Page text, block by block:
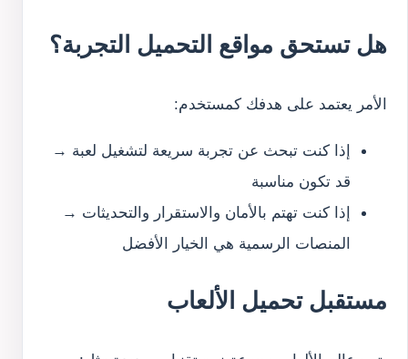
هل تستحق مواقع التحميل التجربة؟
الأمر يعتمد على هدفك كمستخدم:
إذا كنت تبحث عن تجربة سريعة لتشغيل لعبة →
قد تكون مناسبة
إذا كنت تهتم بالأمان والاستقرار والتحديثات →
المنصات الرسمية هي الخيار الأفضل
مستقبل تحميل الألعاب